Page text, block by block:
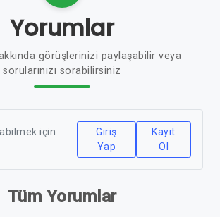
Yorumlar
görüşlerinizi paylaşabilir veya
sorularınızı sorabilirsiniz
için
Giriş
Yap
Kayıt
Ol
Tüm Yorumlar